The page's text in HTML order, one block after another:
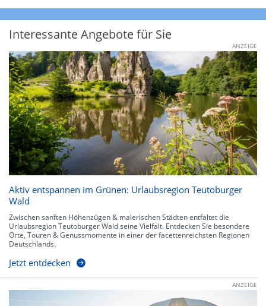
Interessante Angebote für Sie
ANZEIGE
Aktiv entspannen im Grünen: Urlaubsregion Teutoburger
Wald
Zwischen sanften Höhenzügen & malerischen Städten entfaltet die
Urlaubsregion Teutoburger Wald seine Vielfalt. Entdecken Sie besondere
Orte, Touren & Genussmomente in einer der facettenreichsten Regionen
Deutschlands.
Jetzt entdecken
ANZEIGE